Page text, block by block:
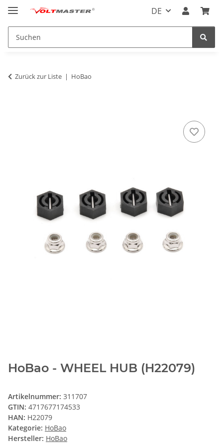
DE
Zurück zur Liste HoBao
HoBao - WHEEL HUB (H22079)
Artikelnummer: 311707
GTIN: 4717677174533
HAN: H22079
Kategorie: HoBao
Hersteller: HoBao